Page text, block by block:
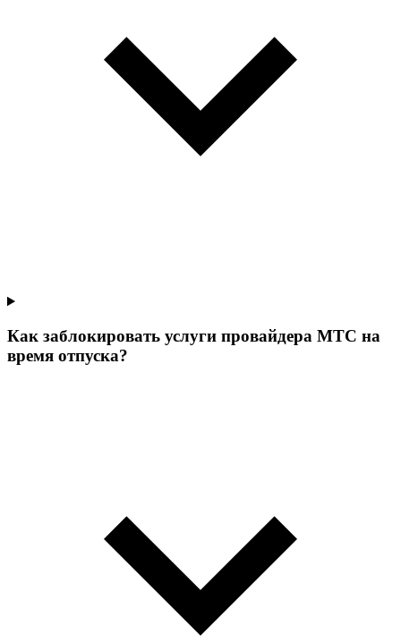
Как заблокировать услуги провайдера МТС на
время отпуска?